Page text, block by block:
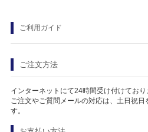
ご利用ガイド
ご注文方法
インターネットにて24時間受け付けており
ご注文やご質問メールの対応は、土日祝日
す。